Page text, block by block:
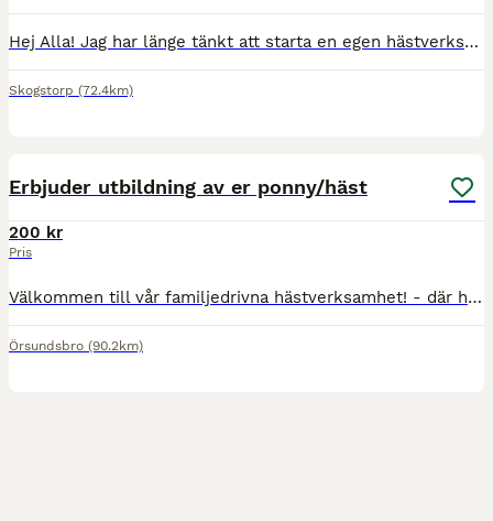
Hej Alla! Jag har länge tänkt att starta en egen hästverksamhet. Jag vill fortsätta utvecklas och utveckla hästar. Jag har ridit hela mitt liv, både (galna och lugna hästar) Jag vill inte stressa f
Skogstorp (72.4km)
Erbjuder utbildning av er ponny/häst
200 kr
Pris
Välkommen till vår familjedrivna hästverksamhet! - där hästens välmående står i centrum Hos oss får varje häst ett individuellt upplägg med fokus på trygghet, hållbar träning och långsiktig utveckli
Örsundsbro (90.2km)